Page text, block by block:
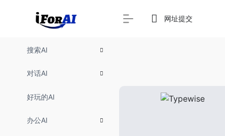
搜索AI
对话AI
好玩的AI
办公AI
网址提交